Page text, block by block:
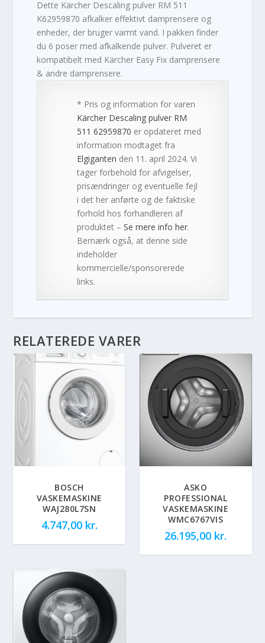
Dette Kärcher Descaling pulver RM 511
K62959870 afkalker effektivt damprensere og
enheder, der bruger varmt vand. I pakken finder
du 6 poser med afkalkende pulver. Pulveret er
kompatibelt med Kärcher Easy Fix damprensere
& andre damprensere.
* Pris og information for varen
Kärcher Descaling pulver RM
511 62959870 er opdateret med
information modtaget fra
Elgiganten den 11. april 2024. Vi
tager forbehold for afvigelser,
prisændringer og eventuelle fejl
i det her anførte og de faktiske
forhold hos forhandleren af
produktet –Se mere info her.
Bemærk også, at denne side
indeholder
kommercielle/sponsorerede
links.
RELATEREDE VARER
BOSCH
VASKEMASKINE
WAJ280L7SN
4.747,00 kr.
ASKO
PROFESSIONAL
VASKEMASKINE
WMC6767VIS
26.195,00 kr.